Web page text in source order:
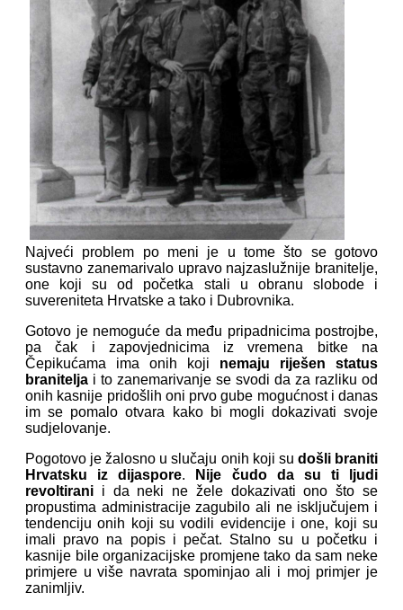
Najveći problem po meni je u tome što se gotovo
sustavno zanemarivalo upravo najzaslužnije branitelje,
one koji su od početka stali u obranu slobode i
suvereniteta Hrvatske a tako i Dubrovnika.
Gotovo je nemoguće da među pripadnicima postrojbe,
pa čak i zapovjednicima iz vremena bitke na
Čepikućama ima onih koji nemaju riješen status
branitelja i to zanemarivanje se svodi da za razliku od
onih kasnije pridošlih oni prvo gube mogućnost i danas
im se pomalo otvara kako bi mogli dokazivati svoje
sudjelovanje.
Pogotovo je žalosno u slučaju onih koji su došli braniti
Hrvatsku iz dijaspore.
Nije čudo da su ti ljudi
revoltirani i da neki ne žele dokazivati ono što se
propustima administracije zagubilo ali ne isključujem i
tendenciju onih koji su vodili evidencije i one, koji su
imali pravo na popis i pečat. Stalno su u početku i
kasnije bile organizacijske promjene tako da sam neke
primjere u više navrata spominjao ali i moj primjer je
zanimljiv.